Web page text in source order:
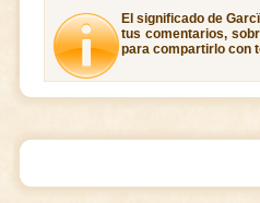
El significado de
tus comentarios,
para compartirlo con